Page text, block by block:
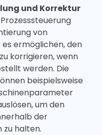
und Korrektur
Prozesssteuerung
von
ermöglichen, den
korrigieren, wenn
werden. Die
beispielsweise
um den
der
halten.